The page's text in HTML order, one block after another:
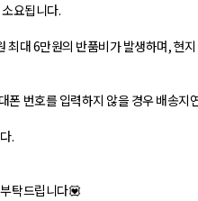
요됩니다.
최대 6만원의 반품비가 발생하며, 현
폰 번호를 입력하지 않을 경우 배송지
.
탁드립니다💟